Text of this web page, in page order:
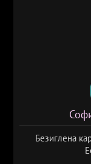
Безиглена